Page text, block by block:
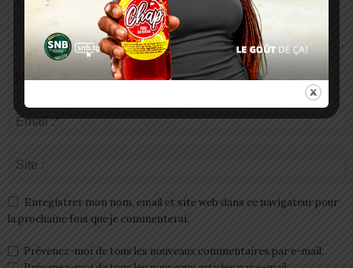
Enregistrer mon nom, email et site web dans ce navigateur pour
la prochaine fois que je commenterai.
Prévenez-moi de tous les nouveaux commentaires par e-mail.